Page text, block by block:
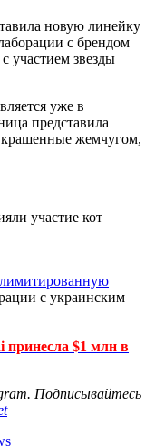
новую линейку
с брендом
участием звезды
уже в
представила
жемчугом,
участие кот
с украинским
$1 млн в
Подписывайтесь